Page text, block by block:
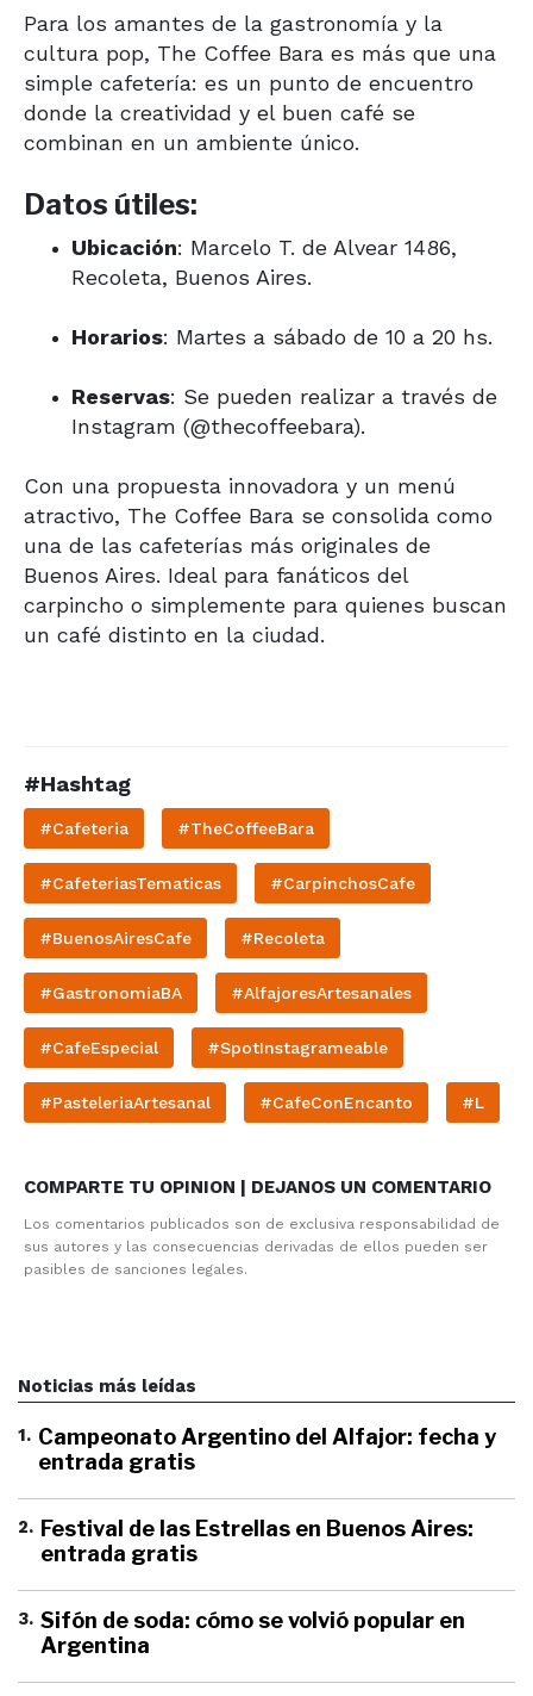
Para los amantes de la gastronomía y la
cultura pop, The Coffee Bara es más que una
simple cafetería: es un punto de encuentro
donde la creatividad y el buen café se
combinan en un ambiente único.
Datos útiles:
Ubicación: Marcelo T. de Alvear 1486,
Recoleta, Buenos Aires.
Horarios: Martes a sábado de 10 a 20 hs.
Reservas: Se pueden realizar a través de
Instagram (@thecoffeebara).
Con una propuesta innovadora y un menú
atractivo, The Coffee Bara se consolida como
una de las cafeterías más originales de
Buenos Aires. Ideal para fanáticos del
carpincho o simplemente para quienes buscan
un café distinto en la ciudad.
#Hashtag
#Cafeteria #TheCoffeeBara
#CafeteriasTematicas #CarpinchosCafe
#BuenosAiresCafe #Recoleta
#GastronomiaBA #AlfajoresArtesanales
#CafeEspecial #SpotInstagrameable
#PasteleriaArtesanal #CafeConEncanto #L
COMPARTE TU OPINION | DEJANOS UN COMENTARIO
Los comentarios publicados son de exclusiva responsabilidad de
sus autores y las consecuencias derivadas de ellos pueden ser
pasibles de sanciones legales.
Noticias más leídas
1. Campeonato Argentino del Alfajor: fecha y
entrada gratis
2. Festival de las Estrellas en Buenos Aires:
entrada gratis
3. Sifón de soda: cómo se volvió popular en
Argentina